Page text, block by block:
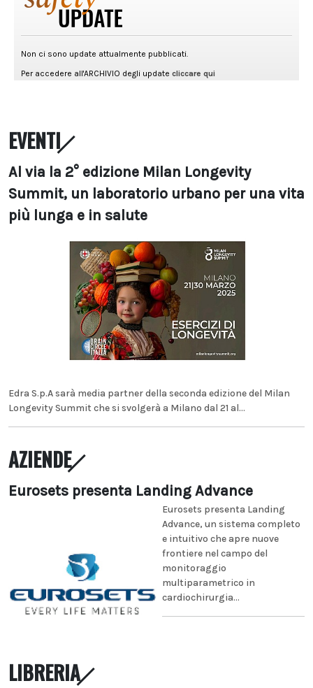
EVENTI
Al via la 2° edizione Milan Longevity
Summit, un laboratorio urbano per una vita
più lunga e in salute
Edra S.p.A sarà media partner della seconda edizione del Milan
Longevity Summit che si svolgerà a Milano dal 21 al...
AZIENDE
Eurosets presenta Landing Advance
Eurosets presenta Landing
Advance, un sistema completo
e intuitivo che apre nuove
frontiere nel campo del
monitoraggio
multiparametrico in
cardiochirurgia...
LIBRERIA